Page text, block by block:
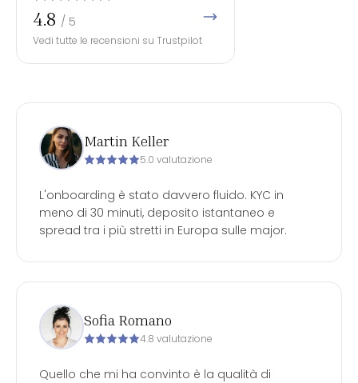
4.8 / 5
Vedi tutte le recensioni su Trustpilot
Martin Keller
5.0 valutazione
L'onboarding è stato davvero fluido. KYC in
meno di 30 minuti, deposito istantaneo e
spread tra i più stretti in Europa sulle major.
Sofia Romano
4.8 valutazione
Quello che mi ha convinto è la qualità di